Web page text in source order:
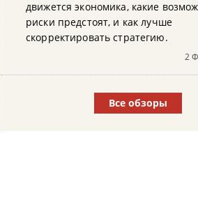
движется экономика, какие
риски предстоят, и как лучше
скорректировать стратегию.
2
Все обзоры